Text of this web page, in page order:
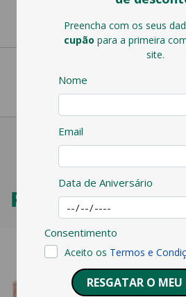
PODERÁ